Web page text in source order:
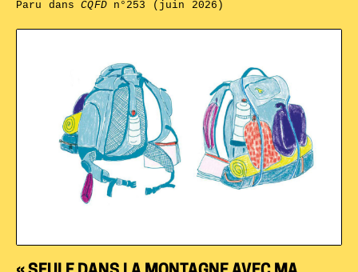
Paru dansCQFDn°253 (juin 2026)